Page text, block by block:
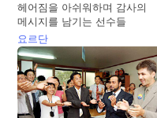
헤어짐을 아쉬워하며 감사의
메시지를 남기는 선수들
요르단